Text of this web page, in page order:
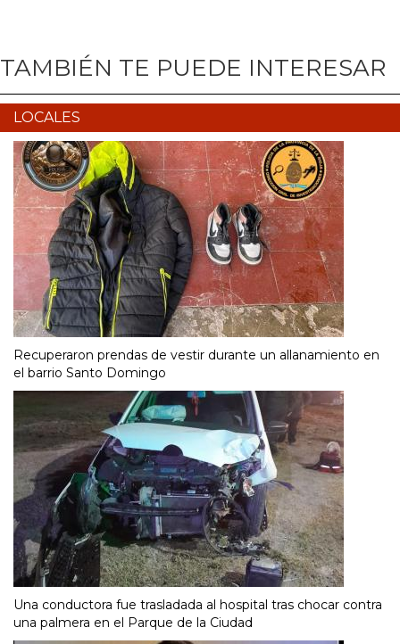
TAMBIÉN TE PUEDE INTERESAR
LOCALES
Recuperaron prendas de vestir durante un allanamiento en
el barrio Santo Domingo
Una conductora fue trasladada al hospital tras chocar contra
una palmera en el Parque de la Ciudad